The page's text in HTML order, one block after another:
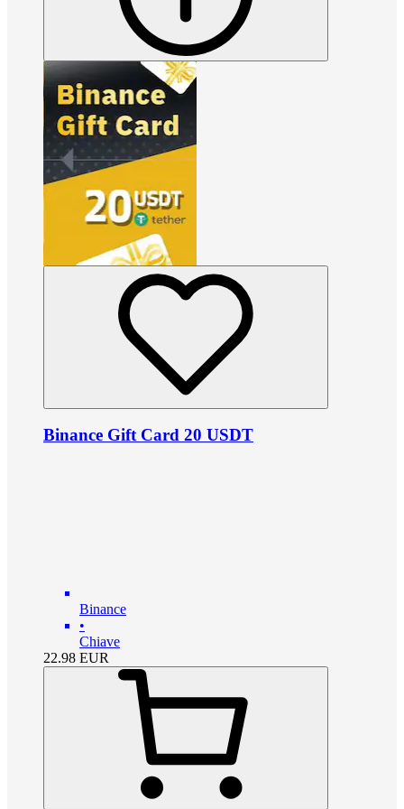
Binance Gift Card 20 USDT
Binance
•
Chiave
22.98 EUR